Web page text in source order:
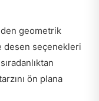
geometrik
desen seçenekleri
ön plana